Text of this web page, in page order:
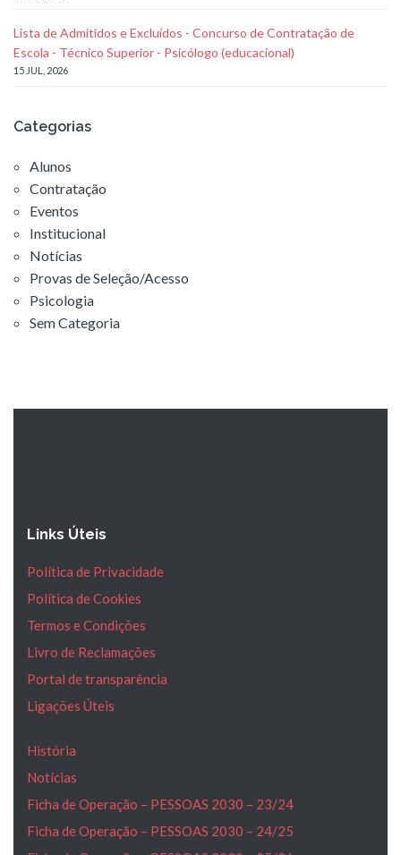
Lista de Admitidos e Excluídos - Concurso de Contratação de
Escola - Técnico Superior - Psicólogo (educacional)
15 JUL, 2026
Categorias
Alunos
Contratação
Eventos
Institucional
Notícias
Provas de Seleção/Acesso
Psicologia
Sem Categoria
Links Úteis
Política de Privacidade
Política de Cookies
Termos e Condições
Livro de Reclamações
Portal de transparência
Ligações Úteis
História
Notícias
Ficha de Operação – PESSOAS 2030 – 23/24
Ficha de Operação – PESSOAS 2030 – 24/25